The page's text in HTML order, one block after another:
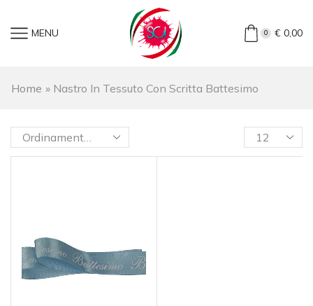
MENU 0 €0,00
Home » Nastro In Tessuto Con Scritta Battesimo